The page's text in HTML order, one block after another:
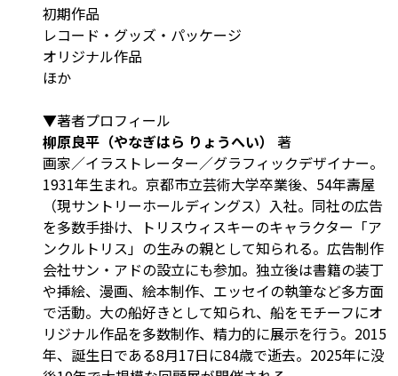
初期作品
レコード・グッズ・パッケージ
オリジナル作品
ほか
▼著者プロフィール
柳原良平（やなぎはら りょうへい）
著
画家／イラストレーター／グラフィックデザイナー。
1931年生まれ。京都市立芸術大学卒業後、54年壽屋
（現サントリーホールディングス）入社。同社の広告
を多数手掛け、トリスウィスキーのキャラクター「ア
ンクルトリス」の生みの親として知られる。広告制作
会社サン・アドの設立にも参加。独立後は書籍の装丁
や挿絵、漫画、絵本制作、エッセイの執筆など多方面
で活動。大の船好きとして知られ、船をモチーフにオ
リジナル作品を多数制作、精力的に展示を行う。2015
年、誕生日である8月17日に84歳で逝去。2025年に没